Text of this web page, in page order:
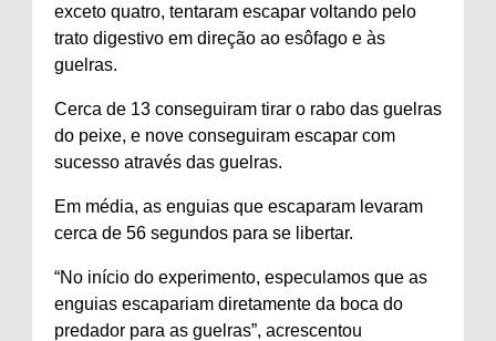
exceto quatro, tentaram escapar voltando pelo
trato digestivo em direção ao esôfago e às
guelras.
Cerca de 13 conseguiram tirar o rabo das guelras
do peixe, e nove conseguiram escapar com
sucesso através das guelras.
Em média, as enguias que escaparam levaram
cerca de 56 segundos para se libertar.
“No início do experimento, especulamos que as
enguias escapariam diretamente da boca do
predador para as guelras”, acrescentou